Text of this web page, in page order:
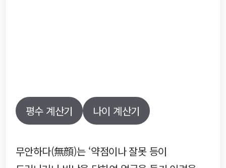
평수 계산기 나이 계산기
무안하다(無顔)는 ‘약점이나 잘못 등이